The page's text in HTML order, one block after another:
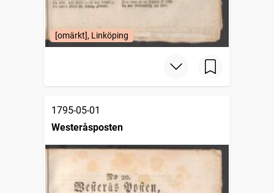
[omärkt], Linköping
1795-05-01
Westeråsposten